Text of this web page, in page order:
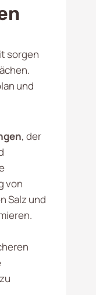
sorgen
und
, der
von
Salz und
zu